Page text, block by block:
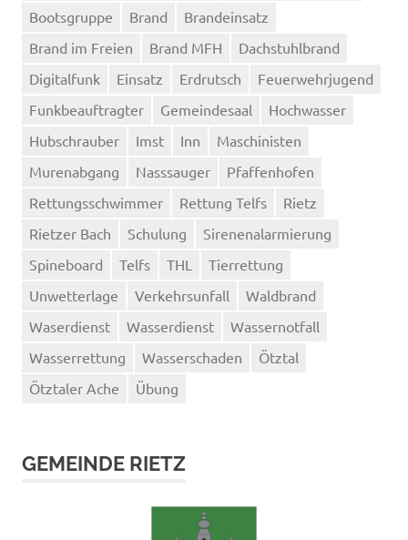
Bootsgruppe
Brand
Brandeinsatz
Brand im Freien
Brand MFH
Dachstuhlbrand
Digitalfunk
Einsatz Erdrutsch
Feuerwehrjugend
Funkbeauftragter
Gemeindesaal
Hochwasser
Hubschrauber
Imst Inn
Maschinisten
Murenabgang
Nasssauger
Pfaffenhofen
Rettungsschwimmer
Rettung Telfs
Rietz
Rietzer Bach
Schulung
Sirenenalarmierung
Spineboard
Telfs THL
Tierrettung
Unwetterlage
Verkehrsunfall
Waldbrand
Waserdienst
Wasserdienst
Wassernotfall
Wasserrettung
Wasserschaden
Ötztal
Ötztaler Ache
Übung
GEMEINDE RIETZ